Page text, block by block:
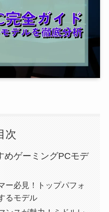
次
めゲーミングPCモデ
ー必見！トップパフォ
るモデル